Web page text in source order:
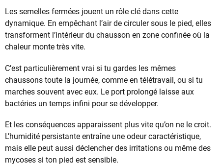
Les semelles fermées jouent un rôle clé dans cette
dynamique. En empêchant l’air de circuler sous le pied, elles
transforment l’intérieur du chausson en zone confinée où la
chaleur monte très vite.
C’est particulièrement vrai si tu gardes les mêmes
chaussons toute la journée, comme en télétravail, ou si tu
marches souvent avec eux. Le port prolongé laisse aux
bactéries un temps infini pour se développer.
Et les conséquences apparaissent plus vite qu’on ne le croit.
L’humidité persistante entraîne une odeur caractéristique,
mais elle peut aussi déclencher des irritations ou même des
mycoses si ton pied est sensible.